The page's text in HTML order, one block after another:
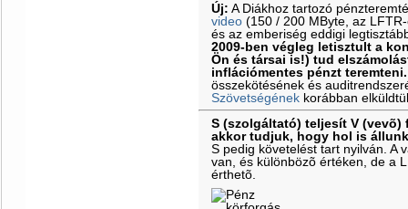
Új: A Diákhoz tartozó
video (150 / 200 MByte, az
és az emberiség eddigi
2009-ben végleg letisztult a
Ön és társai is!) tud
inflációmentes pénzt teremteni.
összekötésének és
Szövetségének korábban
S (szolgáltató) teljesít V (vevõ)
akkor tudjuk, hogy hol is állunk
S pedig követelést tart nyilván. A
van, és különbözõ értéken, de a
érthetõ.